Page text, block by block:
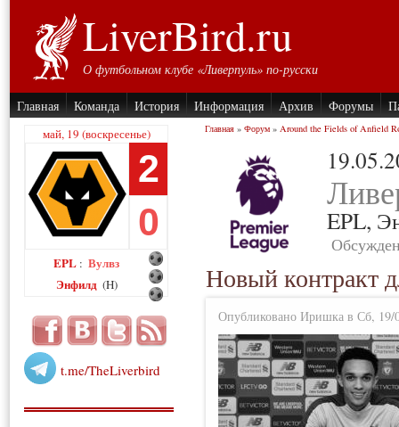
LiverBird.ru
О футбольном клубе «Ливерпуль» по-русски
Главная Команда История Информация Архив Форумы
май, 19 (воскресенье)
2
0
EPL : Вулвз
Энфилд (H)
t.me/TheLiverbird
Главная » Форум » Around the Fields of Anfield
EPL,
Новый контракт
Опубликовано Иришка в Сб, 19/